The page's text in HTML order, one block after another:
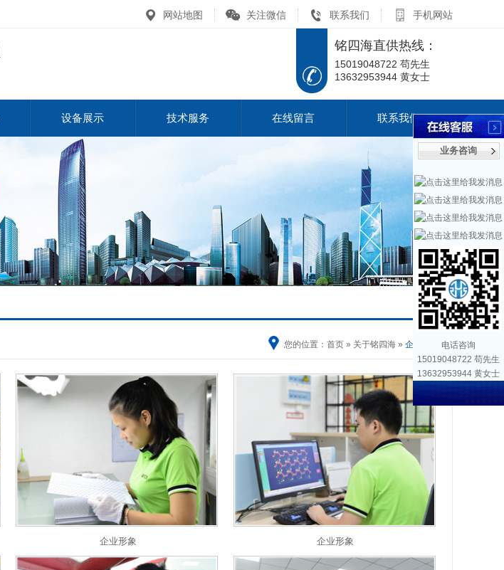
网站地图 关注微信 联系我们 手机网站
铭四海直供热线：
15019048722 苟先生
13632953944 黄女士
设备展示 技术服务 在线留言 联系我们
您的位置： 首页 » 关于铭四海 » 企业形象
企业形象 企业形象
业务咨询
电话咨询
15019048722 苟先生
13632953944 黄女士